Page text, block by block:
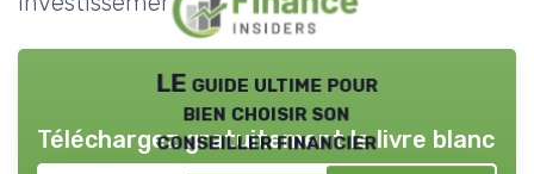
LE guide ultime pour
bien choisir son
conseiller financier
Téléchargez gratuitement le livre blanc